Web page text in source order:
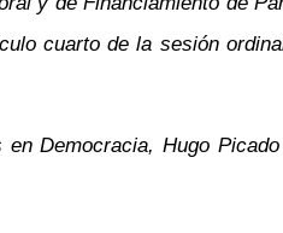
cuarto de la sesión
Democracia, Hugo